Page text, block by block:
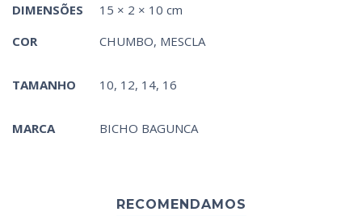
DIMENSÕES
15 × 2 × 10 cm
COR
CHUMBO, MESCLA
TAMANHO 10, 12, 14, 16
MARCA BICHO BAGUNCA
RECOMENDAMOS